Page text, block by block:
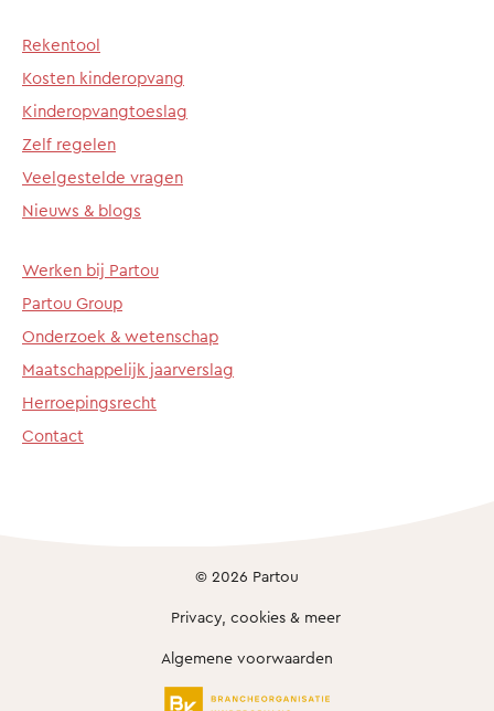
Rekentool
Kosten kinderopvang
Kinderopvangtoeslag
Zelf regelen
Veelgestelde vragen
Nieuws & blogs
Werken bij Partou
Partou Group
Onderzoek & wetenschap
Maatschappelijk jaarverslag
Herroepingsrecht
Contact
© 2026 Partou
Privacy, cookies & meer
Algemene voorwaarden